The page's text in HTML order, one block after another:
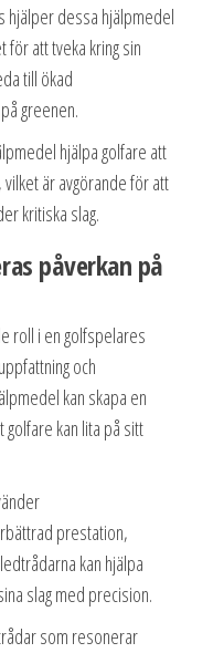
hjälper dessa hjälpmedel
att tveka kring sin
till ökad
greenen.
hjälpa golfare att
är avgörande för att
kritiska slag.
påverkan på
roll i en golfspelares
och
kan skapa en
kan lita på sitt
prestation,
kan hjälpa
slag med precision.
som resonerar